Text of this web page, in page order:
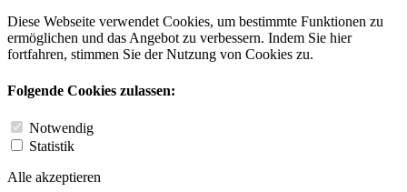
Diese Webseite verwendet Cookies, um bestimmte Funktionen zu
ermöglichen und das Angebot zu verbessern. Indem Sie hier
fortfahren, stimmen Sie der Nutzung von Cookies zu.
Folgende Cookies zulassen:
Notwendig
Statistik
Alle akzeptieren